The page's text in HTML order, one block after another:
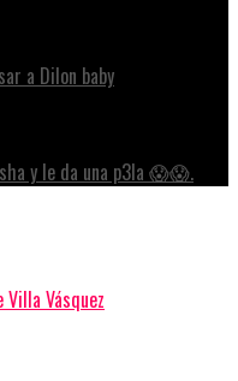
a Dilon baby
y le da una p3la 😱😱.
Vásquez